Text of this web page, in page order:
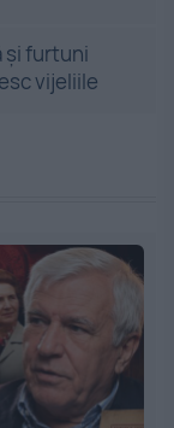
și furtuni
vijeliile